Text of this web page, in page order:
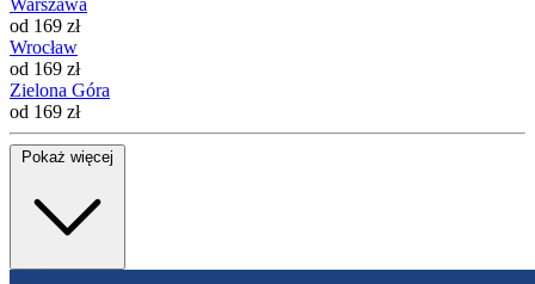
Warszawa
od 169 zł
Wrocław
od 169 zł
Zielona Góra
od 169 zł